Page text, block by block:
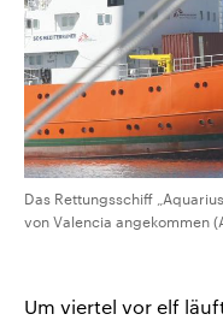
Das Rettungsschiff
von Valencia angekommen
Um viertel vor elf